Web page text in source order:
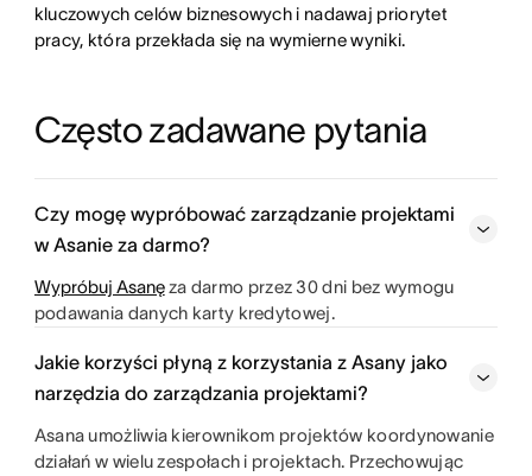
kluczowych celów biznesowych i nadawaj priorytet
pracy, która przekłada się na wymierne wyniki.
Często zadawane pytania
Czy mogę wypróbować zarządzanie projektami
w Asanie za darmo?
Wypróbuj Asanęza darmo przez 30 dni bez wymogu
podawania danych karty kredytowej.
Jakie korzyści płyną z korzystania z Asany jako
narzędzia do zarządzania projektami?
Asana umożliwia kierownikom projektów koordynowanie
działań w wielu zespołach i projektach. Przechowując